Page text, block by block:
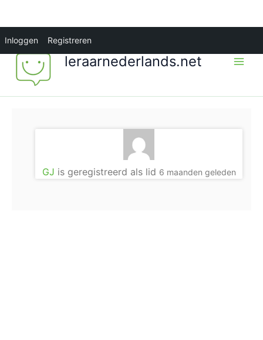
Inloggen Registreren
inhoud
leraarnederlands.net
GJ is geregistreerd als lid 6 maanden geleden